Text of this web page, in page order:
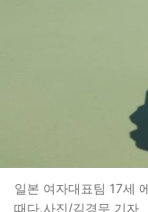
일본 여자대표팀 17세
때다.사진/김경무 기자